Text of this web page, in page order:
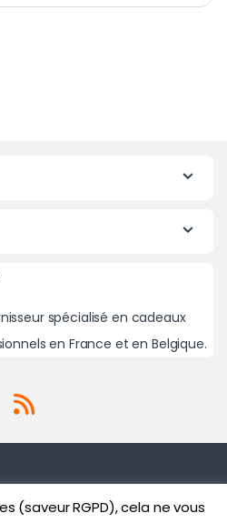
spécialisé en cadeaux
en France et en Belgique.
Un besoin?
(saveur RGPD), cela ne vous